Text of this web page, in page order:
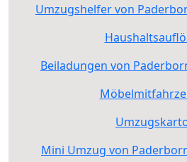
Umzugshelfer von
Beiladungen von
Mini Umzug von